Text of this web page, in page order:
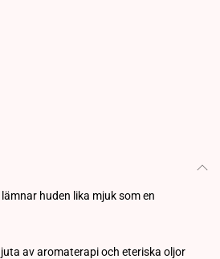
huden lika mjuk som en
av aromaterapi och eteriska oljor